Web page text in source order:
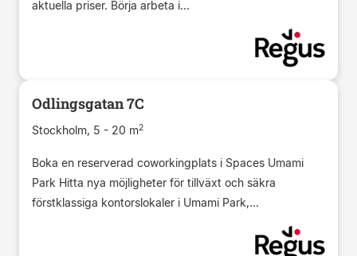
aktuella priser. Börja arbeta i...
Odlingsgatan 7С
Stockholm, 5 - 20 m2
Boka en reserverad coworkingplats i Spaces Umami
Park Hitta nya möjligheter för tillväxt och säkra
förstklassiga kontorslokaler i Umami Park,...